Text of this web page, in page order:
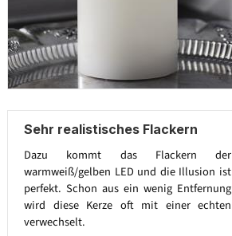
Sehr realistisches Flackern
Dazu kommt das Flackern der
warmweiß/gelben LED und die Illusion ist
perfekt. Schon aus ein wenig Entfernung
wird diese Kerze oft mit einer echten
verwechselt.